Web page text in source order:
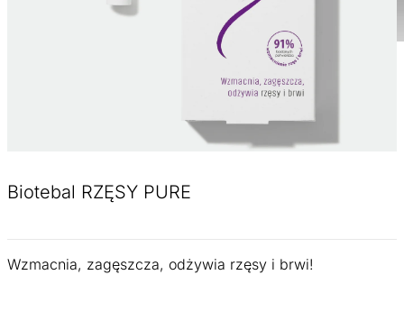
Biotebal RZĘSY PURE
Wzmacnia, zagęszcza, odżywia rzęsy i brwi!